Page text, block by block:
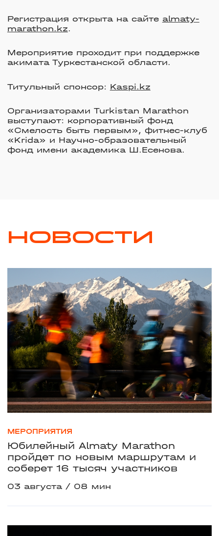
Регистрация открыта на сайте almaty-
marathon.kz.
Мероприятие проходит при поддержке
акимата Туркестанской области.
Титульный спонсор: Kaspi.kz
Организаторами Turkistan Marathon
выступают: корпоративный фонд
«Смелость быть первым», фитнес-клуб
«Krida» и Научно-образовательный
фонд имени академика Ш.Есенова.
НОВОСТИ
МЕРОПРИЯТИЯ
Юбилейный Almaty Marathon
пройдет по новым маршрутам и
соберет 16 тысяч участников
03 августа 08 мин